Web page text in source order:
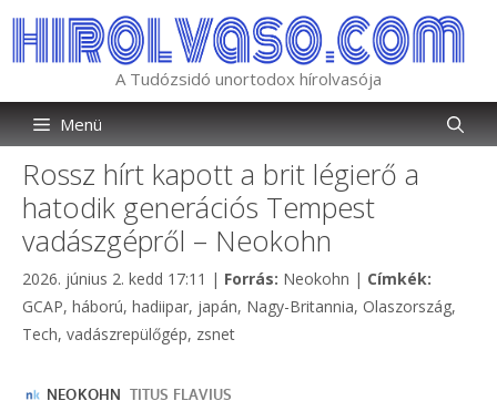
tartalomba
A Tudózsidó unortodox hírolvasója
Menü
Rossz hírt kapott a brit légierő a
hatodik generációs Tempest
vadászgépről – Neokohn
2026. június 2. kedd 17:11 | Forrás: Kategória
Neokohn | Címkék:
GCAP, háború, hadiipar, japán, Nagy-Britannia, Olaszország,
Tech, vadászrepülőgép, zsnet